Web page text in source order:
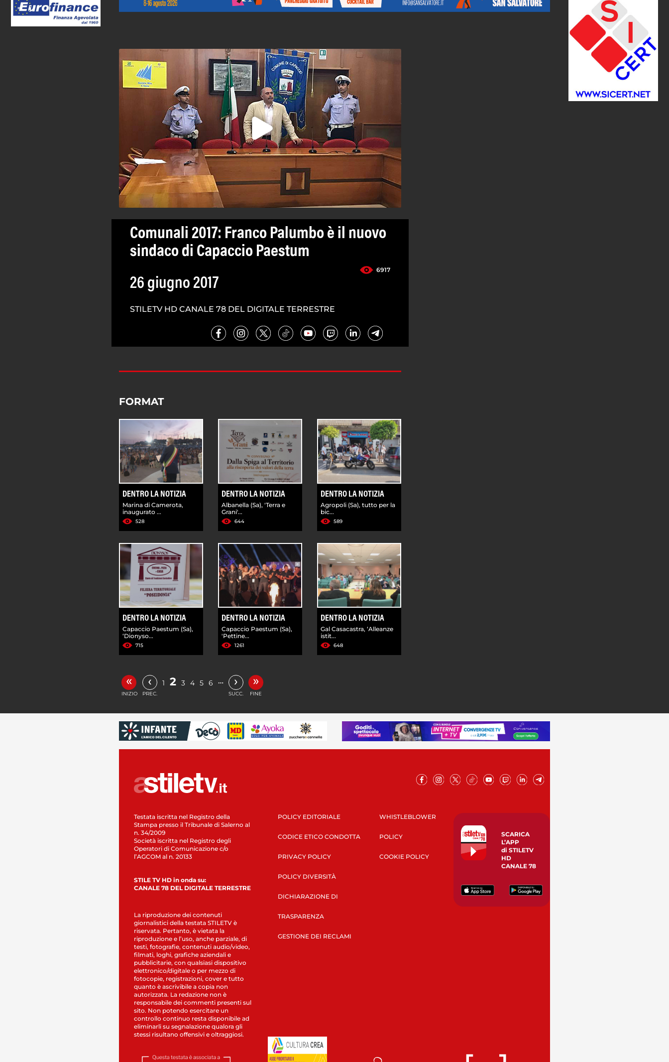
Comunali 2017: Franco Palumbo è il nuovo
sindaco di Capaccio Paestum
6917
26 giugno 2017
STILETV HD CANALE 78 DEL DIGITALE TERRESTRE
FORMAT
DENTRO LA NOTIZIA
Marina di Camerota,
inaugurato ...
528
DENTRO LA NOTIZIA
Albanella (Sa), 'Terra e
Grani'...
644
DENTRO LA NOTIZIA
Agropoli (Sa), tutto per la
bic...
589
DENTRO LA NOTIZIA
Capaccio Paestum (Sa),
‘Dionyso...
715
DENTRO LA NOTIZIA
Capaccio Paestum (Sa),
'Pettine...
1261
DENTRO LA NOTIZIA
Gal Casacastra, ‘Alleanze
istit...
648
«
INIZIO
‹
PREC.
1 2 3 4 5 6 … ›
SUCC.
»
FINE
Testata iscritta nel Registro della
Stampa presso il Tribunale di Salerno al
n. 34/2009
Società iscritta nel Registro degli
Operatori di Comunicazione c/o
l’AGCOM al n. 20133
STILE TV HD in onda su:
CANALE 78 DEL DIGITALE TERRESTRE
La riproduzione dei contenuti
giornalistici della testata STILETV è
riservata. Pertanto, è vietata la
riproduzione e l’uso, anche parziale, di
testi, fotografie, contenuti audio/video,
filmati, loghi, grafiche aziendali e
pubblicitarie, con qualsiasi dispositivo
elettronico/digitale o per mezzo di
fotocopie, registrazioni, cover e tutto
quanto è ascrivibile a copia non
autorizzata. La redazione non è
responsabile dei commenti presenti sul
sito. Non potendo esercitare un
controllo continuo resta disponibile ad
eliminarli su segnalazione qualora gli
stessi risultano offensivi e oltraggiosi.
POLICY EDITORIALE
CODICE ETICO CONDOTTA
PRIVACY POLICY
POLICY DIVERSITÀ
DICHIARAZIONE DI
TRASPARENZA
GESTIONE DEI RECLAMI
WHISTLEBLOWER
POLICY
COOKIE POLICY
SCARICA
L’APP
di STILETV
HD
CANALE 78